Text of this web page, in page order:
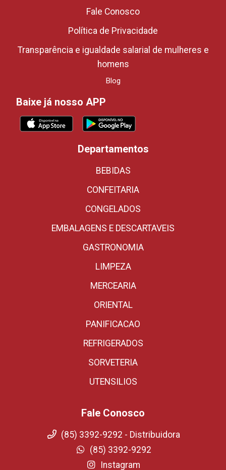
Fale Conosco
Política de Privacidade
Transparência e igualdade salarial de mulheres e
homens
Blog
Baixe já nosso APP
Departamentos
BEBIDAS
CONFEITARIA
CONGELADOS
EMBALAGENS E DESCARTAVEIS
GASTRONOMIA
LIMPEZA
MERCEARIA
ORIENTAL
PANIFICACAO
REFRIGERADOS
SORVETERIA
UTENSILIOS
Fale Conosco
(85) 3392-9292 - Distribuidora
(85) 3392-9292
Instagram